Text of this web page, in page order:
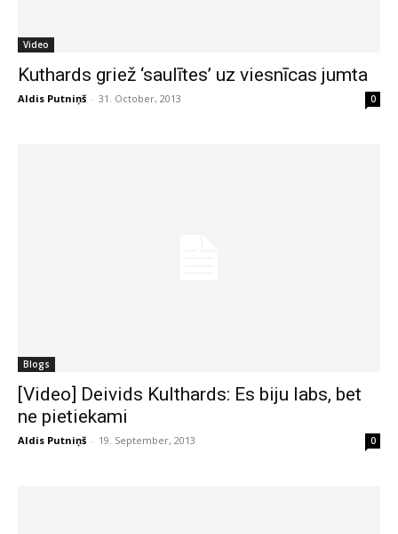
Video
Kuthards griež ‘saulītes’ uz viesnīcas jumta
Aldis Putniņš - 31. October, 2013 0
Blogs
[Video] Deivids Kulthards: Es biju labs, bet
ne pietiekami
Aldis Putniņš - 19. September, 2013 0